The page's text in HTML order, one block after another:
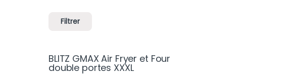
Filtrer
BLITZ GMAX Air Fryer et Four
double portes XXXL